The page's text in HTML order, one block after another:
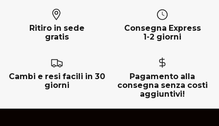
Ritiro in sede
gratis
Consegna Express
1-2 giorni
Cambi e resi facili in 30
giorni
Pagamento alla
consegna senza costi
aggiuntivi!